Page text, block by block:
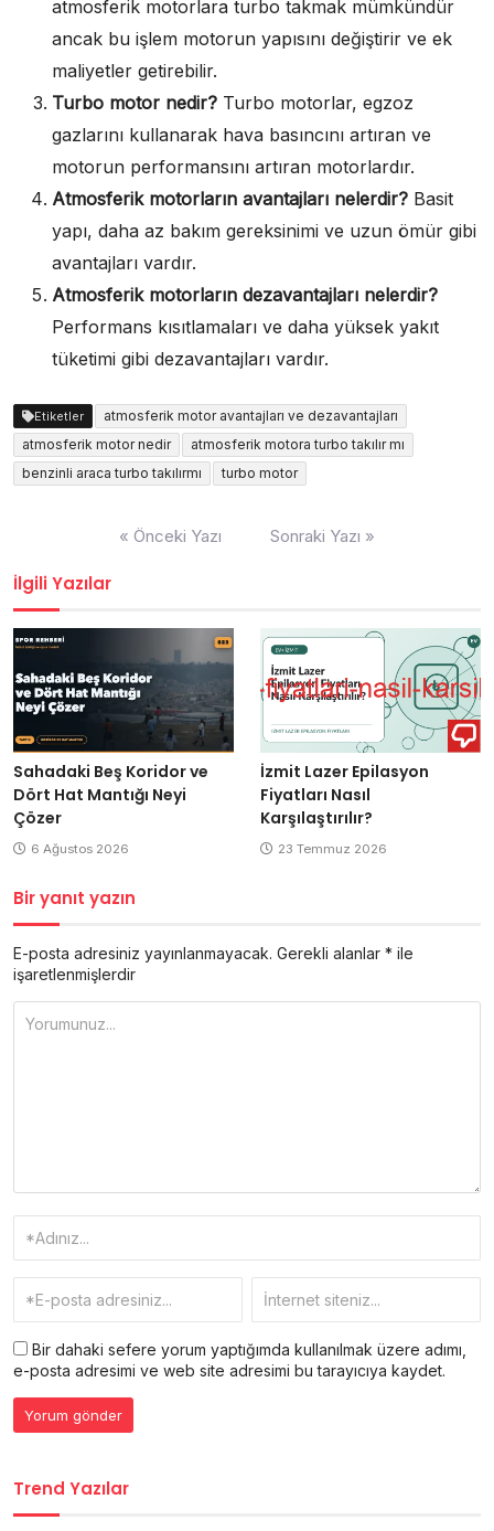
atmosferik motorlara turbo takmak mümkündür
ancak bu işlem motorun yapısını değiştirir ve ek
maliyetler getirebilir.
Turbo motor nedir? Turbo motorlar, egzoz
gazlarını kullanarak hava basıncını artıran ve
motorun performansını artıran motorlardır.
Atmosferik motorların avantajları nelerdir? Basit
yapı, daha az bakım gereksinimi ve uzun ömür gibi
avantajları vardır.
Atmosferik motorların dezavantajları nelerdir?
Performans kısıtlamaları ve daha yüksek yakıt
tüketimi gibi dezavantajları vardır.
Etiketler
atmosferik motor avantajları ve dezavantajları
atmosferik motor nedir
atmosferik motora turbo takılır mı
benzinli araca turbo takılırmı
turbo motor
« Önceki Yazı Sonraki Yazı »
İlgili Yazılar
Sahadaki Beş Koridor ve
Dört Hat Mantığı Neyi
Çözer
6 Ağustos 2026
İzmit Lazer Epilasyon
Fiyatları Nasıl
Karşılaştırılır?
23 Temmuz 2026
Bir yanıt yazın
E-posta adresiniz yayınlanmayacak. Gerekli alanlar * ile
işaretlenmişlerdir
Bir dahaki sefere yorum yaptığımda kullanılmak üzere adımı,
e-posta adresimi ve web site adresimi bu tarayıcıya kaydet.
Trend Yazılar